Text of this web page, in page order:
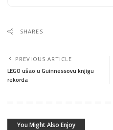
SHARES
PREVIOUS ARTICLE
LEGO ušao u Guinnessovu knjigu
rekorda
You Might Also Enjoy